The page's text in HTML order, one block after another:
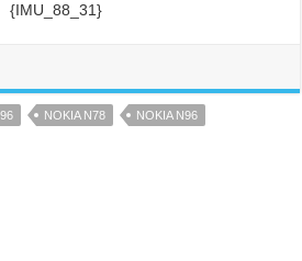
{IMU_88_31}
NOKIA N78
NOKIA N96